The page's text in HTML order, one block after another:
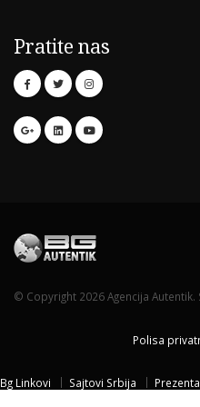
Pratite nas
© Copyright 2026 Agencija Autentik.
Polisa
Bg Linkovi Sajtovi Srbija